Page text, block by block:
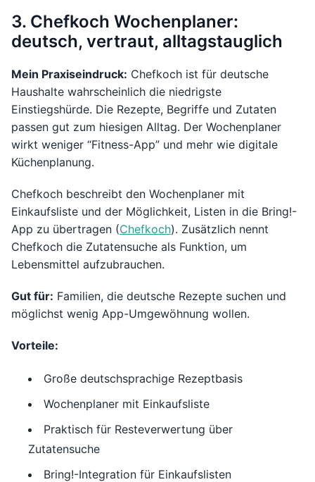
3. Chefkoch Wochenplaner:
deutsch, vertraut, alltagstauglich
Mein Praxiseindruck: Chefkoch ist für deutsche
Haushalte wahrscheinlich die niedrigste
Einstiegshürde. Die Rezepte, Begriffe und Zutaten
passen gut zum hiesigen Alltag. Der Wochenplaner
wirkt weniger “Fitness-App” und mehr wie digitale
Küchenplanung.
Chefkoch beschreibt den Wochenplaner mit
Einkaufsliste und der Möglichkeit, Listen in die Bring!-
App zu übertragen (Chefkoch). Zusätzlich nennt
Chefkoch die Zutatensuche als Funktion, um
Lebensmittel aufzubrauchen.
Gut für: Familien, die deutsche Rezepte suchen und
möglichst wenig App-Umgewöhnung wollen.
Vorteile:
Große deutschsprachige Rezeptbasis
Wochenplaner mit Einkaufsliste
Praktisch für Resteverwertung über
Zutatensuche
Bring!-Integration für Einkaufslisten